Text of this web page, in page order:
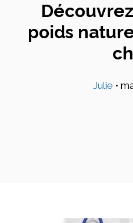
poids
Julie •